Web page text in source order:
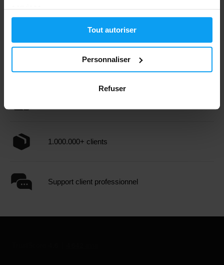
services.
Tout autoriser
Personnaliser
Refuser
20,49€ 21,90 13,49€ 14,99
EN RUPTURE DE STOCK
Expédition rapide
1.000.000+ clients
Support client professionnel